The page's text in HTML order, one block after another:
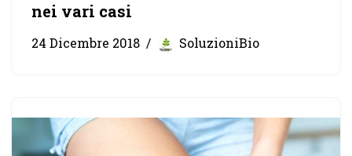
nei vari casi
24 Dicembre 2018 SoluzioniBio